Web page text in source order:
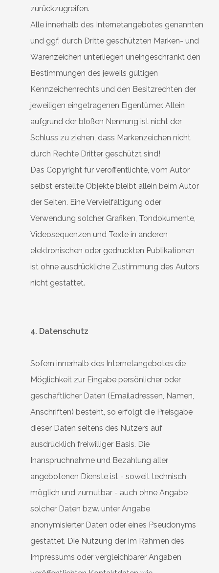
zurückzugreifen.
Alle innerhalb des Internetangebotes genannten
und ggf. durch Dritte geschützten Marken- und
Warenzeichen unterliegen uneingeschränkt den
Bestimmungen des jeweils gültigen
Kennzeichenrechts und den Besitzrechten der
jeweiligen eingetragenen Eigentümer. Allein
aufgrund der bloßen Nennung ist nicht der
Schluss zu ziehen, dass Markenzeichen nicht
durch Rechte Dritter geschützt sind!
Das Copyright für veröffentlichte, vom Autor
selbst erstellte Objekte bleibt allein beim Autor
der Seiten. Eine Vervielfältigung oder
Verwendung solcher Grafiken, Tondokumente,
Videosequenzen und Texte in anderen
elektronischen oder gedruckten Publikationen
ist ohne ausdrückliche Zustimmung des Autors
nicht gestattet.
4. Datenschutz
Sofern innerhalb des Internetangebotes die
Möglichkeit zur Eingabe persönlicher oder
geschäftlicher Daten (Emailadressen, Namen,
Anschriften) besteht, so erfolgt die Preisgabe
dieser Daten seitens des Nutzers auf
ausdrücklich freiwilliger Basis. Die
Inanspruchnahme und Bezahlung aller
angebotenen Dienste ist - soweit technisch
möglich und zumutbar - auch ohne Angabe
solcher Daten bzw. unter Angabe
anonymisierter Daten oder eines Pseudonyms
gestattet. Die Nutzung der im Rahmen des
Impressums oder vergleichbarer Angaben